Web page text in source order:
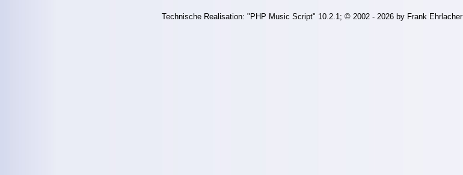
Technische Realisation: "PHP Music Script" 10.2.1; © 2002 - 2026 by Frank Ehrlacher